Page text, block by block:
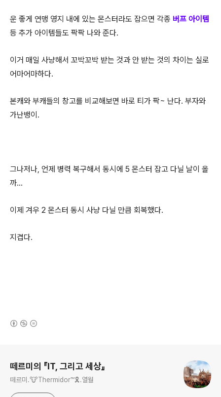
운 좋게 연맹 영지 내에 있는 몬스터라도 잡으면 각종 버프 아이템
등 추가 아이템들도 팍팍 나와 준다.
이거 매일 사냥해서 꼬박꼬박 받는 것과 안 받는 것의 차이는 실로
어마어마하다.
본캐와 부캐들의 창고를 비교해보면 바로 티가 팍~ 난다. 부자와
가난뱅이.
그나저나, 언제 병력 복구해서 동시에 5 몬스터 잡고 다닐 날이 올
까...
이제 겨우 2 몬스터 동시 사냥 다닐 만큼 회복했다.
지겹다.
떼르미의 『IT, 그리고 세상』
떼르미.🐮Thermidor™🎗️.열월